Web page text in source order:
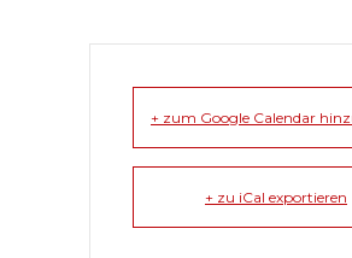
+ zum Google Calendar
+ zu iCal exportieren